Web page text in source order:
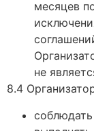
месяцев
не
8.4